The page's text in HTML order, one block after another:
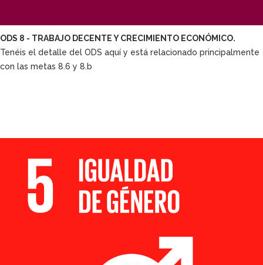
ODS 8 - TRABAJO DECENTE Y CRECIMIENTO ECONÓMICO.
Tenéis el detalle del ODS aquí y está relacionado principalmente
con las metas 8.6 y 8.b